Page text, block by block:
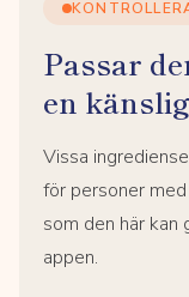
Passar
en
Vissa
för personer
som den här kan
appen.